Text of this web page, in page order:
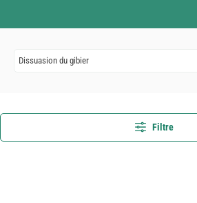
Dissuasion du gibier
Filtre